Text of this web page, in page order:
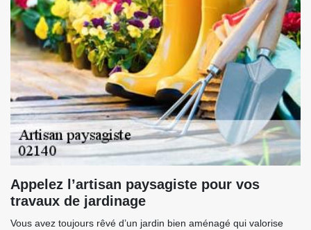
Appelez l’artisan paysagiste pour vos
travaux de jardinage
Vous avez toujours rêvé d’un jardin bien aménagé qui valorise